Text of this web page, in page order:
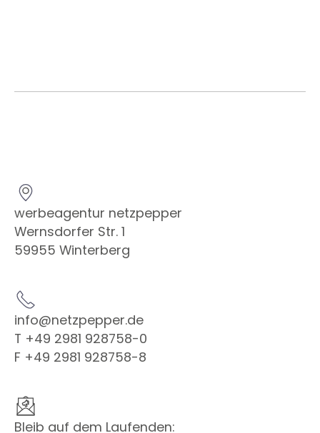
werbeagentur netzpepper
Wernsdorfer Str. 1
59955 Winterberg
info@netzpepper.de
T +49 2981 928758-0
F +49 2981 928758-8
Bleib auf dem Laufenden: